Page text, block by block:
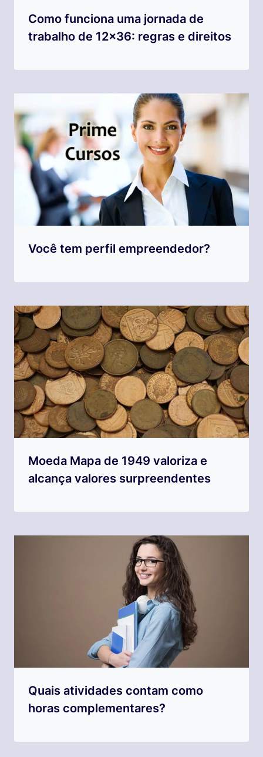
Como funciona uma jornada de
trabalho de 12×36: regras e direitos
Você tem perfil empreendedor?
Moeda Mapa de 1949 valoriza e
alcança valores surpreendentes
Quais atividades contam como
horas complementares?